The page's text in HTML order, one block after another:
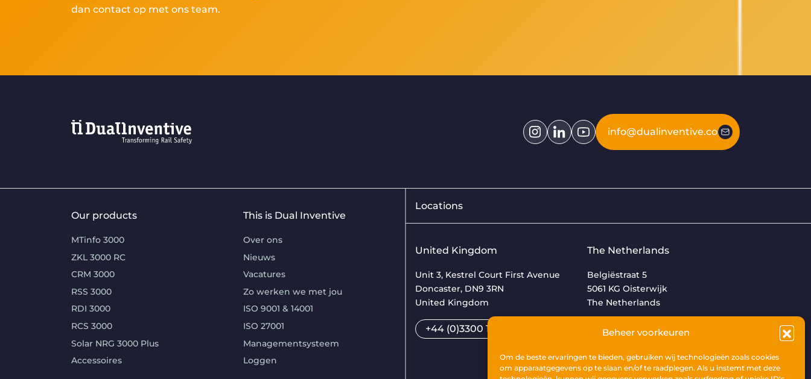
Beheer voorkeuren
Om de beste ervaringen te bieden, gebruiken wij technologieën zoals cookies
om apparaatgegevens op te slaan en/of te raadplegen. Als u instemt met deze
dan contact op met ons team.
info@dualinventive.com
Our products
MTinfo 3000
ZKL 3000 RC
CRM 3000
RSS 3000
RDI 3000
RCS 3000
Solar NRG 3000 Plus
Accessoires
This is Dual Inventive
Over ons
Nieuws
Vacatures
Zo werken we met jou
ISO 9001 & 14001
ISO 27001
Managementsysteem
Loggen
Locations
United Kingdom
Unit 3, Kestrel Court First Avenue
Doncaster, DN9 3RN
United Kingdom
+44 (0)3300 169033
The Netherlands
Belgiëstraat 5
5061 KG Oisterwijk
The Netherlands
+31 (0)13 533 9969